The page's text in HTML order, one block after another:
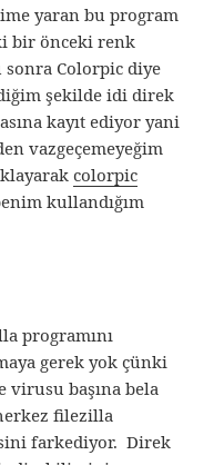
yaran bu program
bir önceki renk
Colorpic diye
şekilde idi direk
kayıt ediyor yani
vazgeçemeyeğim
colorpic
kullandığım
programını
gerek yok çünki
virusu başına bela
filezilla
farkediyor. Direk